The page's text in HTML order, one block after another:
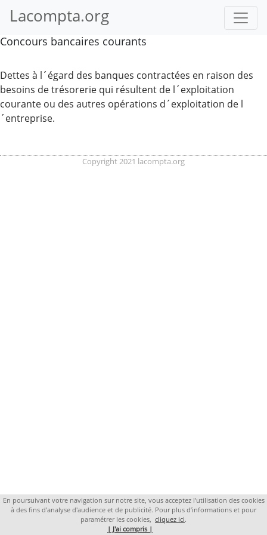
Lacompta.org
Concours bancaires courants
Dettes à l´égard des banques contractées en raison des
besoins de trésorerie qui résultent de l´exploitation
courante ou des autres opérations d´exploitation de l
´entreprise.
Copyright 2021 lacompta.org
En poursuivant votre navigation sur notre site, vous acceptez l'utilisation des cookies
à des fins d'analyse d'audience et de publicité. Pour plus d’informations et pour
paramétrer les cookies, cliquez ici.
| J'ai compris |